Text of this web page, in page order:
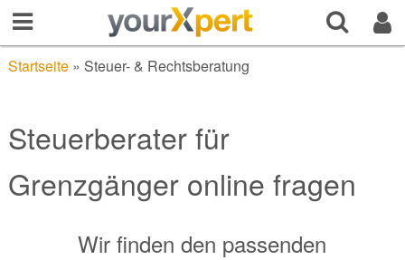
Startseite» Steuer- & Rechtsberatung
Steuerberater für
Grenzgänger online fragen
Wir finden den passenden